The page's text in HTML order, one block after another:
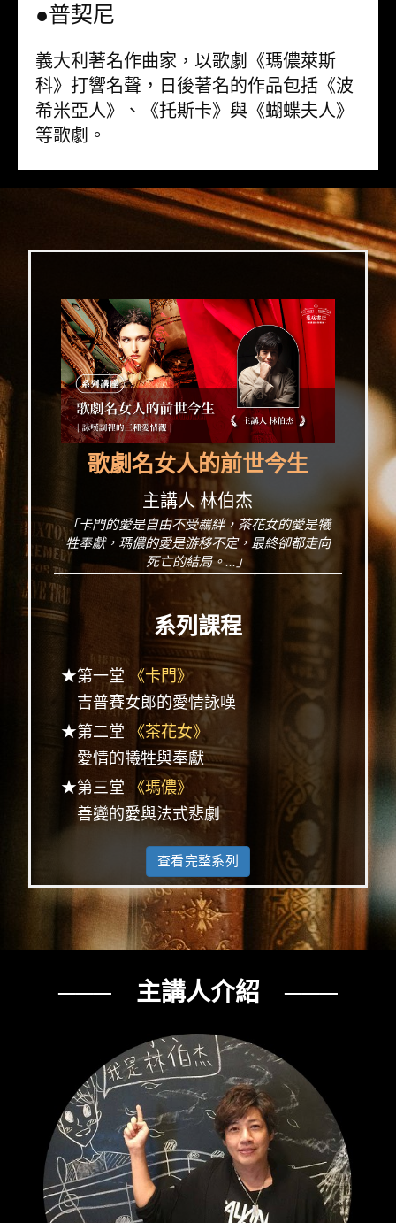
●普契尼
義大利著名作曲家，以歌劇《瑪儂萊斯
科》打響名聲，日後著名的作品包括《波
希米亞人》、《托斯卡》與《蝴蝶夫人》
等歌劇。
歌劇名女人的前世今生
主講人 林伯杰
「卡門的愛是自由不受羈絆，茶花女的愛是犧
牲奉獻，瑪儂的愛是游移不定，最終卻都走向
死亡的結局。...」
系列課程
★第一堂
《卡門》
吉普賽女郎的愛情詠嘆
★第二堂
《茶花女》
愛情的犧牲與奉獻
★第三堂
《瑪儂》
善變的愛與法式悲劇
查看完整系列
─── 主講人介紹 ───